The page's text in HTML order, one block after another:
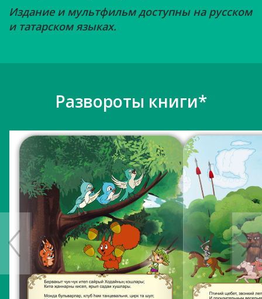
Издание и мультфильм доступны на русском
и татарском языках.
Развороты книги*